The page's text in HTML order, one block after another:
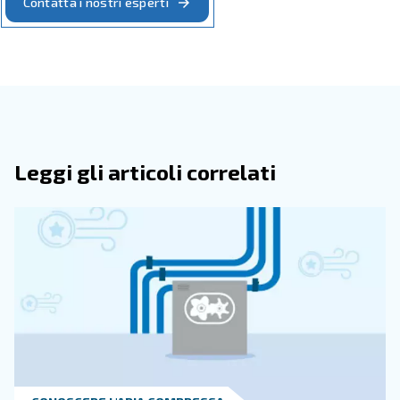
Al contrario,l'utilizzo dell'attrezzatura senza
Acquistare
giusta
In questa guida, si sottolinea l'importanza di investire
giuste per la proprio applicazione. Abbiamo indicato
una valutazione di base per le tue esigenze.
configurazione più efficiente. Oltre alle dimensioni del
d'aria, vale la pena prestare attenzione al risparmio sui